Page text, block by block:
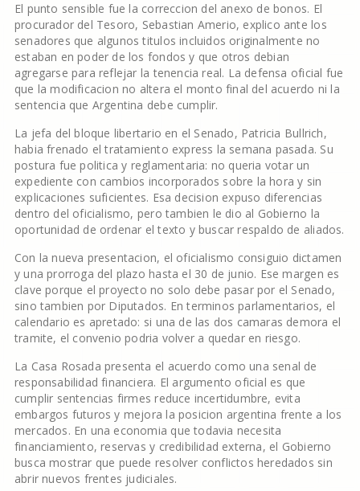
El punto sensible fue la correccion del anexo de bonos. El
procurador del Tesoro, Sebastian Amerio, explico ante los
senadores que algunos titulos incluidos originalmente no
estaban en poder de los fondos y que otros debian
agregarse para reflejar la tenencia real. La defensa oficial fue
que la modificacion no altera el monto final del acuerdo ni la
sentencia que Argentina debe cumplir.
La jefa del bloque libertario en el Senado, Patricia Bullrich,
habia frenado el tratamiento express la semana pasada. Su
postura fue politica y reglamentaria: no queria votar un
expediente con cambios incorporados sobre la hora y sin
explicaciones suficientes. Esa decision expuso diferencias
dentro del oficialismo, pero tambien le dio al Gobierno la
oportunidad de ordenar el texto y buscar respaldo de aliados.
Con la nueva presentacion, el oficialismo consiguio dictamen
y una prorroga del plazo hasta el 30 de junio. Ese margen es
clave porque el proyecto no solo debe pasar por el Senado,
sino tambien por Diputados. En terminos parlamentarios, el
calendario es apretado: si una de las dos camaras demora el
tramite, el convenio podria volver a quedar en riesgo.
La Casa Rosada presenta el acuerdo como una senal de
responsabilidad financiera. El argumento oficial es que
cumplir sentencias firmes reduce incertidumbre, evita
embargos futuros y mejora la posicion argentina frente a los
mercados. En una economia que todavia necesita
financiamiento, reservas y credibilidad externa, el Gobierno
busca mostrar que puede resolver conflictos heredados sin
abrir nuevos frentes judiciales.